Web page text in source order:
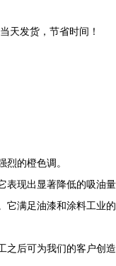
天发货，节省时间！
的橙色调。
表现出显著降低的吸油量
它满足油漆和涂料工业的
之后可为我们的客户创造